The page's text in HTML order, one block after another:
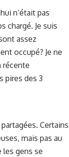
n’était pas
chargé. Je suis
assez
occupé? Je ne
récente
pires des 3
Certains
mais pas au
les gens se